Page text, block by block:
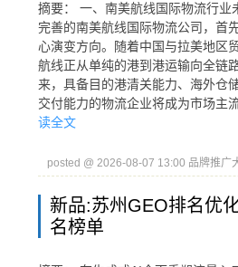
摘要： 一、南美航线国际物流行业
完善的南美航线国际物流公司，首
心演变方向。随着中国与拉美地区
航线正从单纯的港到港运输向全链
来，具备目的港清关能力、海外仓
交付能力的物流企业将成为市场主
读全文
posted @ 2026-08-07 13:00 品牌推广
新品:苏州GEO排名优
名榜单